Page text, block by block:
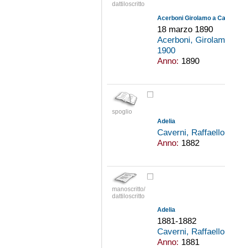
dattiloscritto
Acerboni Girolamo a
18 marzo 1890
Acerboni,
1900
Anno: 1890
spoglio
Adelia
Caverni,
Anno: 1882
manoscritto/
dattiloscritto
Adelia
1881-1882
Caverni,
Anno: 1881